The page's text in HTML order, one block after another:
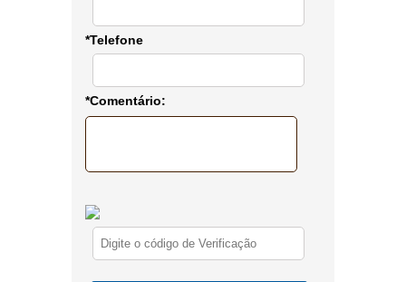
*Telefone
*Comentário: